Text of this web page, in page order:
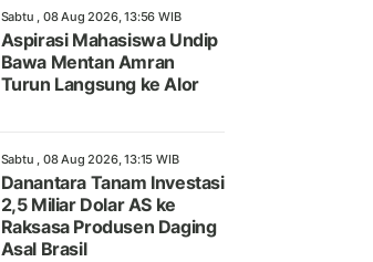
Sabtu , 08 Aug 2026, 13:56 WIB
Aspirasi Mahasiswa Undip
Bawa Mentan Amran
Turun Langsung ke Alor
Sabtu , 08 Aug 2026, 13:15 WIB
Danantara Tanam Investasi
2,5 Miliar Dolar AS ke
Raksasa Produsen Daging
Asal Brasil